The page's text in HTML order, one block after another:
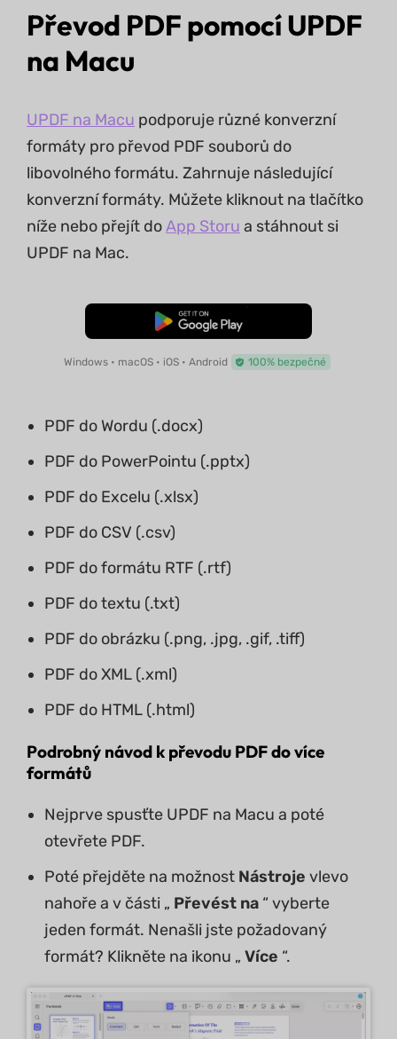
Převod PDF pomocí UPDF
na Macu
UPDF na Macu podporuje různé konverzní
formáty pro převod PDF souborů do
libovolného formátu. Zahrnuje následující
konverzní formáty. Můžete kliknout na tlačítko
níže nebo přejít doApp Storu a stáhnout si
UPDF na Mac.
Bezplatné stažení
Windows • macOS • iOS • Android 100% bezpečné
PDF do Wordu (.docx)
PDF do PowerPointu (.pptx)
PDF do Excelu (.xlsx)
PDF do CSV (.csv)
PDF do formátu RTF (.rtf)
PDF do textu (.txt)
PDF do obrázku (.png, .jpg, .gif, .tiff)
PDF do XML (.xml)
PDF do HTML (.html)
Podrobný návod k převodu PDF do více
formátů
Nejprve spusťte UPDF na Macu a poté
otevřete PDF.
Poté přejděte na možnost Nástroje vlevo
nahoře a v části „ Převést na “ vyberte
jeden formát. Nenašli jste požadovaný
formát? Klikněte na ikonu „ Více “.